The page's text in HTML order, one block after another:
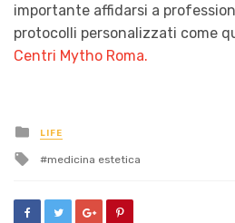
importante affidarsi a
protocolli personalizzati come
Centri Mytho Roma.
Posted
in
LIFE
Tagged
medicina estetica